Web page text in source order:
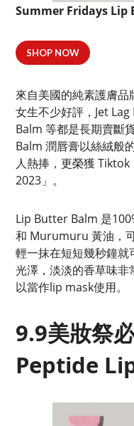
Summer Fridays Lip
SHOP NOW
來自美國的純素護膚
女生不少好評，Jet
Balm 等都是長期賣斷
Balm 潤唇膏以絲絨般
人熱捧，更榮獲
2023」。
Lip Butter Balm 是
和 Murumuru 黃油，
輕一抹在短短幾秒鐘
光澤，淡淡的香草味
以當作lip mask使用。
9.9美妝祭
Peptide